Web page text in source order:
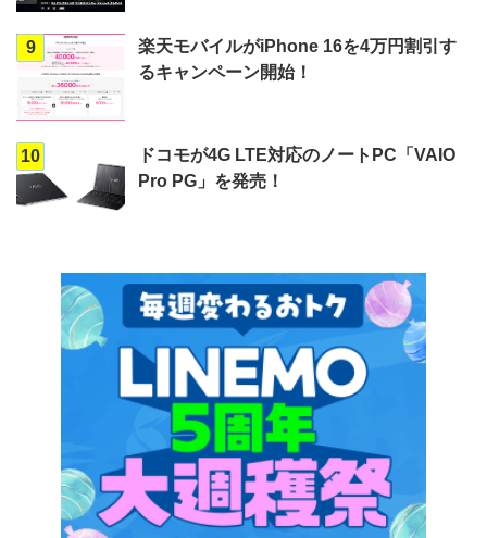
9
楽天モバイルがiPhone 16を4万円割引す
るキャンペーン開始！
10
ドコモが4G LTE対応のノートPC「VAIO
Pro PG」を発売！